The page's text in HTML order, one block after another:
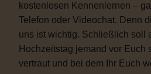
kostenlosen Kennenlernen –
Telefon oder Videochat. Denn
uns ist wichtig. Schließlich soll
Hochzeitstag jemand vor Euch
vertraut und bei dem Ihr Euch